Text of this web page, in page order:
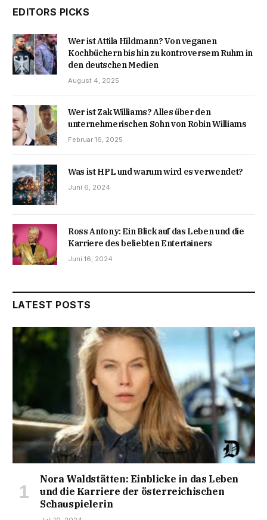
EDITORS PICKS
Wer ist Attila Hildmann? Von veganen
Kochbüchern bis hin zu kontroversem Ruhm in
den deutschen Medien
August 4, 2025
Wer ist Zak Williams? Alles über den
unternehmerischen Sohn von Robin Williams
Februar 16, 2025
Was ist HPL und warum wird es verwendet?
Juni 6, 2024
Ross Antony: Ein Blick auf das Leben und die
Karriere des beliebten Entertainers
Juni 16, 2024
LATEST POSTS
Nora Waldstätten: Einblicke in das Leben
und die Karriere der österreichischen
Schauspielerin